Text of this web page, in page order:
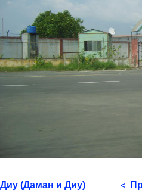
Диу (Даман и Диу) <